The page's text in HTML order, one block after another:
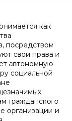
как
посредством
свои права и
автономную
социальной
гражданского
организации и